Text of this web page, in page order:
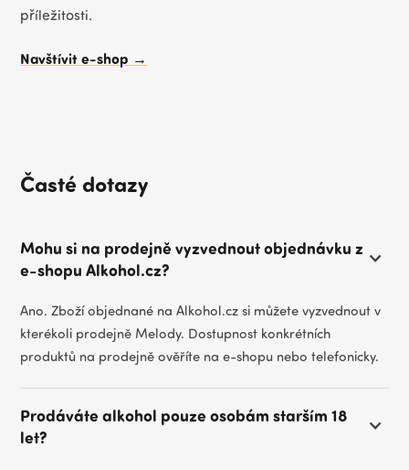
příležitosti.
Navštívit e-shop →
Časté dotazy
Mohu si na prodejně vyzvednout objednávku z
e-shopu Alkohol.cz?
Ano. Zboží objednané na Alkohol.cz si můžete vyzvednout v
kterékoli prodejně Melody. Dostupnost konkrétních
produktů na prodejně ověříte na e-shopu nebo telefonicky.
Prodáváte alkohol pouze osobám starším 18
let?